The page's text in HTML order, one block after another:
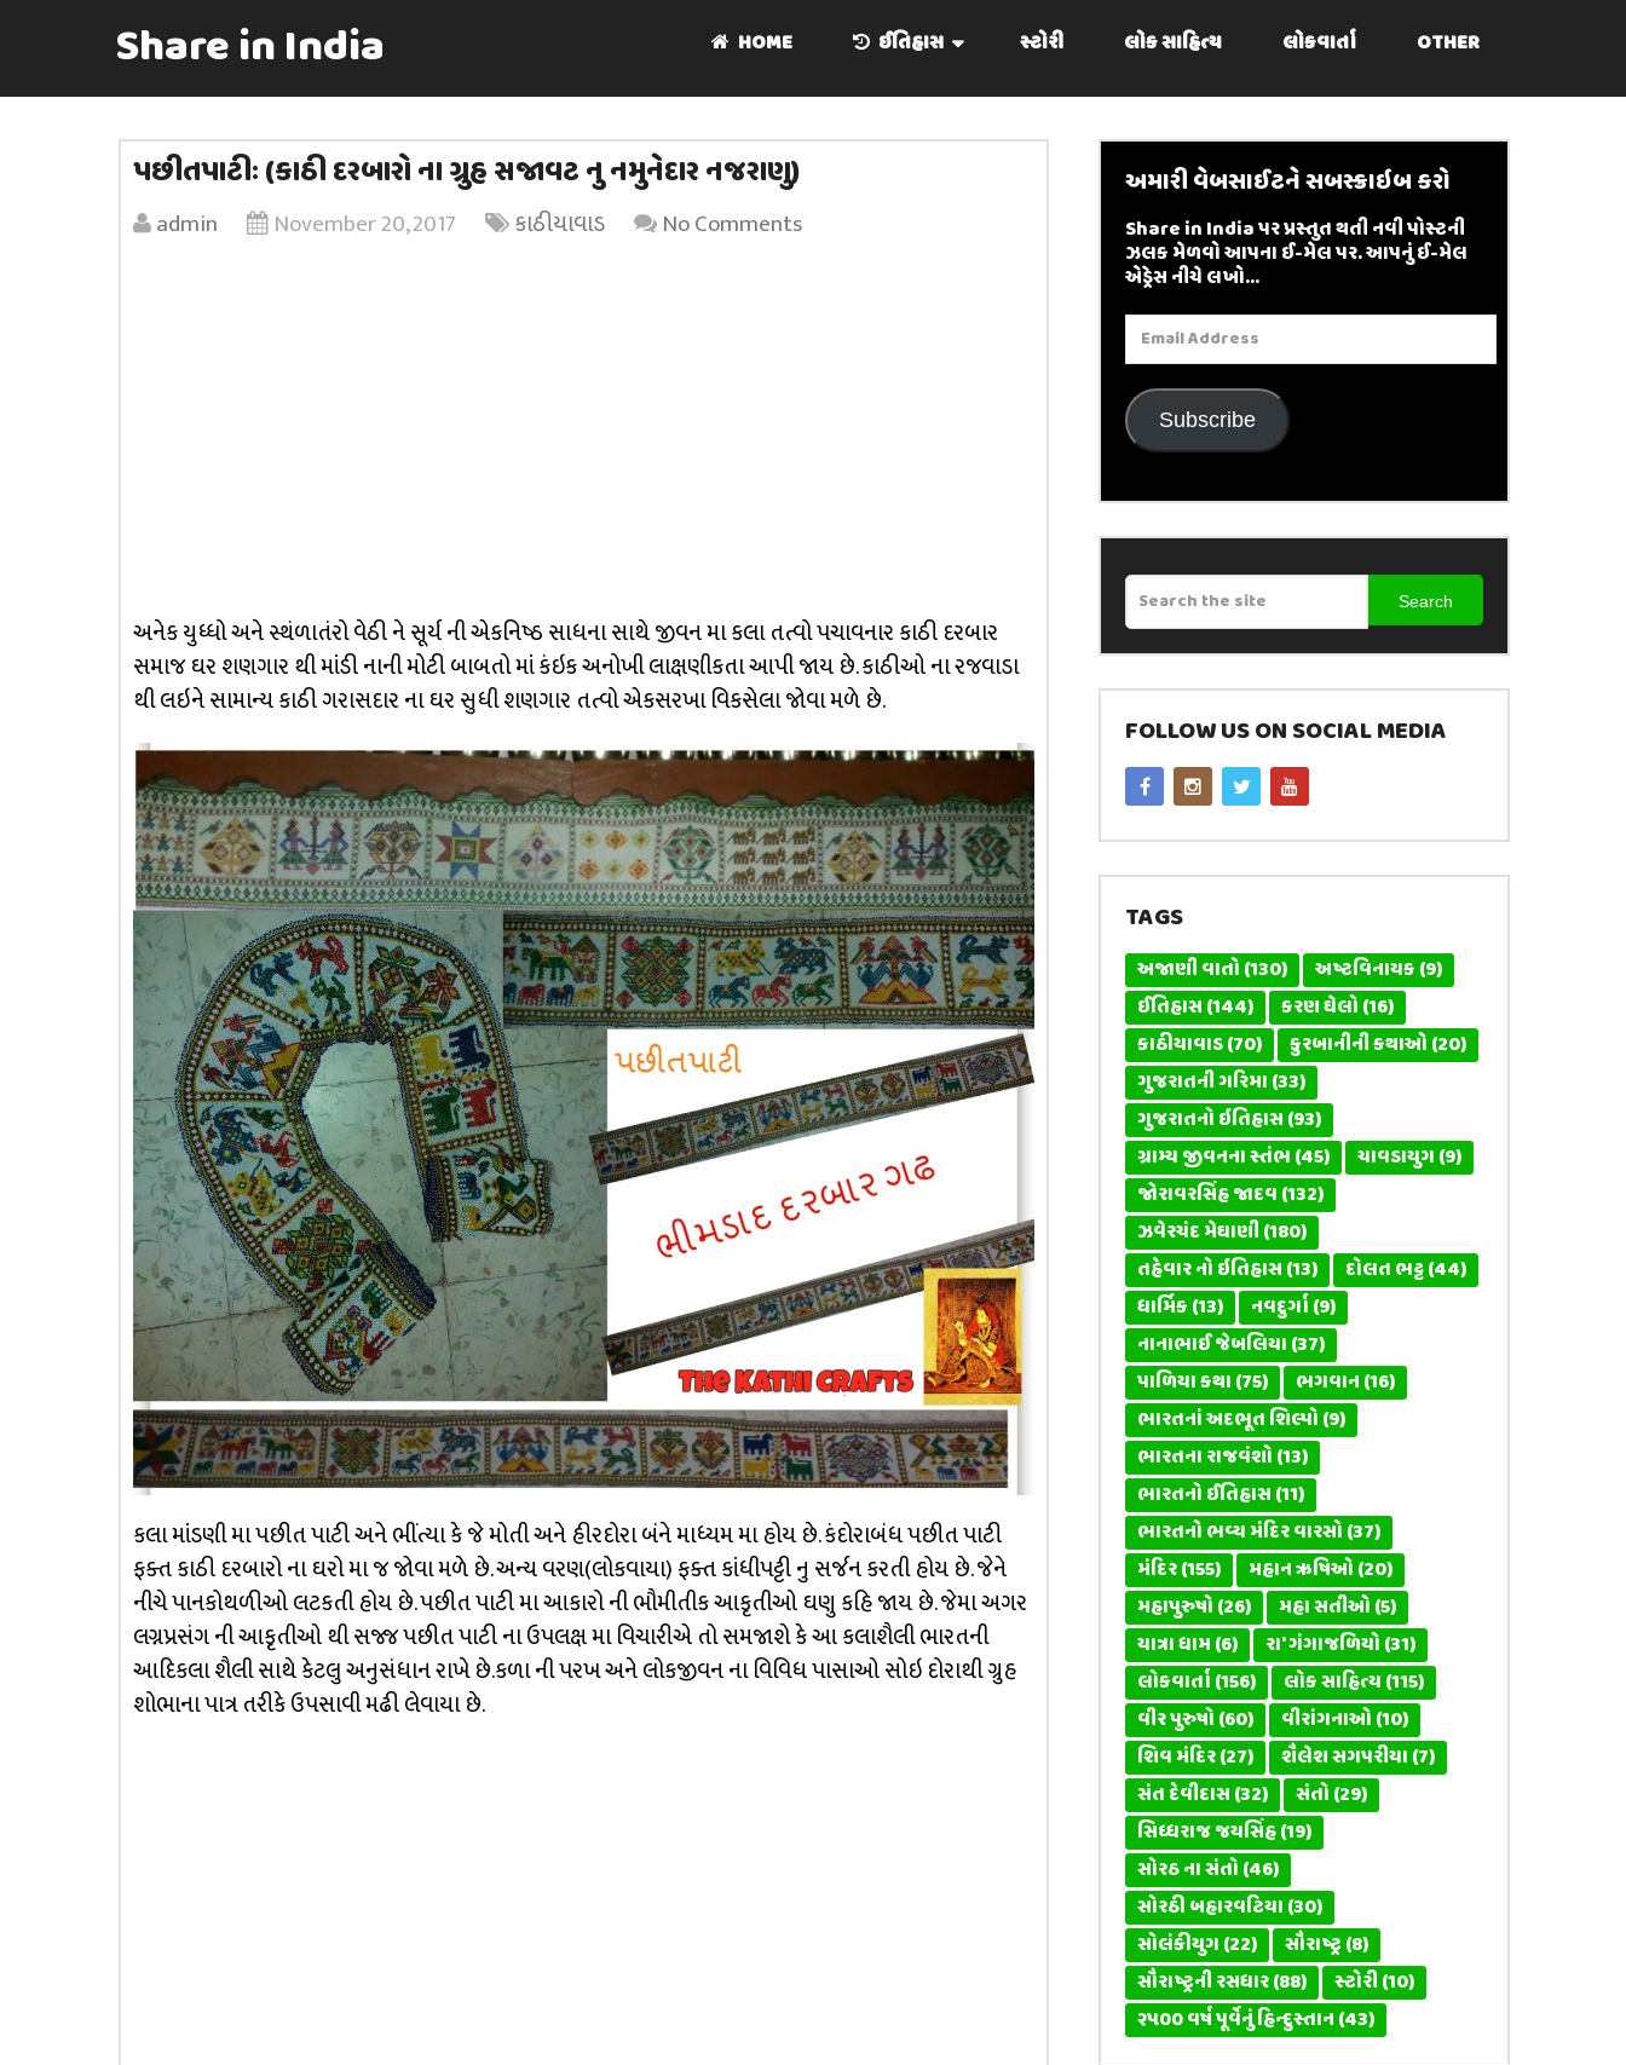
Share in India HOME ઈતિહાસ સ્ટોરી લોક સાહિત્ય લોકવાર્તા OTHER
પછીતપાટીઃ (કાઠી દરબારો ના ગ્રુહ સજાવટ નુ નમુનેદાર નજરાણુ)
admin November 20, 2017 કાઠીયાવાડ No Comments
અનેક યુધ્ધો અને સ્થંળાતંરો વેઠી ને સૂર્ય ની એકનિષ્ઠ સાધના સાથે જીવન મા કલા તત્વો પચાવનાર કાઠી દરબાર
સમાજ ઘર શણગાર થી માંડી નાની મોટી બાબતો માં કંઇક અનોખી લાક્ષણીકતા આપી જાય છે. કાઠીઓ ના રજવાડા
થી લઇને સામાન્ય કાઠી ગરાસદાર ના ઘર સુધી શણગાર તત્વો એકસરખા વિકસેલા જોવા મળે છે.
કલા માંડણી મા પછીત પાટી અને ભીંત્યા કે જે મોતી અને હીરદોરા બંને માધ્યમ મા હોય છે. કંદોરાબંધ પછીત પાટી
ફક્ત કાઠી દરબારો ના ઘરો મા જ જોવા મળે છે. અન્ય વરણ(લોકવાયા) ફક્ત કાંધીપટ્ટી નુ સર્જન કરતી હોય છે. જેને
નીચે પાનકોથળીઓ લટકતી હોય છે. પછીત પાટી મા આકારો ની ભૌમીતીક આકૃતીઓ ઘણુ કહિ જાય છે. જેમા અગર
લગ્નપ્રસંગ ની આકૃતીઓ થી સજ્જ પછીત પાટી ના ઉપલક્ષ મા વિચારીએ તો સમજાશે કે આ કલાશૈલી ભારતની
આદિકલા શૈલી સાથે કેટલુ અનુસંધાન રાખે છે.કળા ની પરખ અને લોકજીવન ના વિવિધ પાસાઓ સોઇ દોરાથી ગ્રુહ
શોભાના પાત્ર તરીકે ઉપસાવી મઢી લેવાયા છે.
અમારી વેબસાઈટને સબસ્ક્રાઇબ કરો
Share in India પર પ્રસ્તુત થતી નવી પોસ્ટની
ઝલક મેળવો આપના ઈ-મેલ પર. આપનું ઈ-મેલ
એડ્રેસ નીચે લખો...
Email
Address
Subscribe
Search
FOLLOW US ON SOCIAL MEDIA
TAGS
અજાણી વાતો(130) અષ્ટવિનાયક(9)
ઈતિહાસ(144) કરણ ઘેલો(16)
કાઠીયાવાડ(70) કુરબાનીની કથાઓ(20)
ગુજરાતની ગરિમા(33)
ગુજરાતનો ઇતિહાસ(93)
ગ્રામ્ય જીવનના સ્તંભ(45) ચાવડાયુગ(9)
જોરાવરસિંહ જાદવ(132)
ઝવેરચંદ મેઘાણી(180)
તહેવાર નો ઇતિહાસ(13) દોલત ભટ્ટ(44)
ધાર્મિક(13) નવદુર્ગા(9)
નાનાભાઈ જેબલિયા(37)
પાળિયા કથા(75) ભગવાન(16)
ભારતનાં અદભૂત શિલ્પો(9)
ભારતના રાજવંશો(13)
ભારતનો ઈતિહાસ(11)
ભારતનો ભવ્ય મંદિર વારસો(37)
મંદિર(155) મહાન ઋષિઓ(20)
મહાપુરુષો(26) મહા સતીઓ(5)
યાત્રા ધામ(6) રા' ગંગાજળિયો(31)
લોકવાર્તા(156) લોક સાહિત્ય(115)
વીર પુરુષો(60) વીરાંગનાઓ(10)
શિવ મંદિર(27) શૈલેશ સગપરીયા(7)
સંત દેવીદાસ(32) સંતો(29)
સિધ્ધરાજ જયસિંહ(19)
સોરઠ ના સંતો(46)
સોરઠી બહારવટિયા(30)
સોલંકીયુગ(22) સૌરાષ્ટ્ર(8)
સૌરાષ્ટ્રની રસધાર(88) સ્ટોરી(10)
૨૫૦૦ વર્ષ પૂર્વેનું હિન્દુસ્તાન(43)